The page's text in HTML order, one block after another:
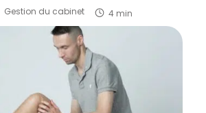
Gestion du cabinet 4 min